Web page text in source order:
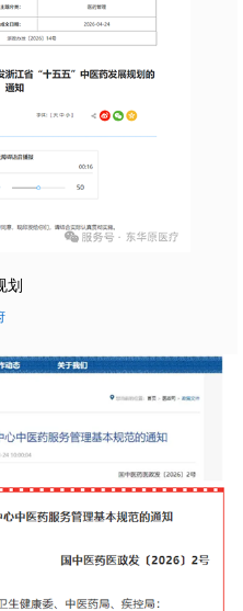
划